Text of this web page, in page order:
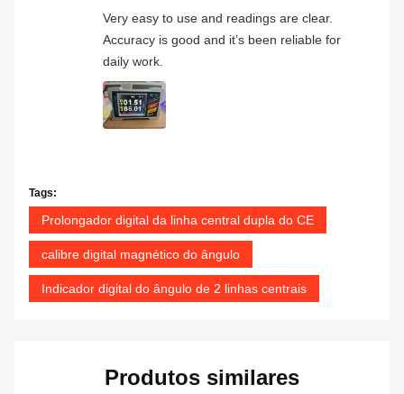
Very easy to use and readings are clear.
Accuracy is good and it’s been reliable for
daily work.
Tags:
Prolongador digital da linha central dupla do CE
calibre digital magnético do ângulo
Indicador digital do ângulo de 2 linhas centrais
Produtos similares